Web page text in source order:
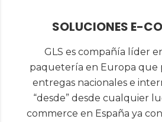
SOLUCIONES E-
GLS es compañía líder
paquetería en Europa que
entregas nacionales e
“desde” desde cualquier
commerce en España ya